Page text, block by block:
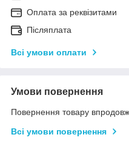
Оплата за реквізитами
Післяплата
Всі умови оплати
Умови повернення
Повернення товару
Всі умови повернення